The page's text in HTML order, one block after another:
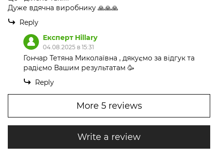
Дуже вдячна виробнику 🙏🙏🙏
Reply
Експерт Hillary
04.08.2025 в 15:31
Гончар Тетяна Миколаївна , дякуємо за відгук та
радіємо Вашим результатам 🥳
Reply
More 5 reviews
Write a review